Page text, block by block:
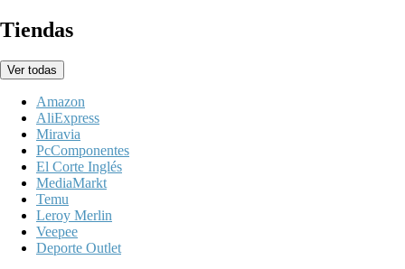
Tiendas
Ver todas
Amazon
AliExpress
Miravia
PcComponentes
El Corte Inglés
MediaMarkt
Temu
Leroy Merlin
Veepee
Deporte Outlet